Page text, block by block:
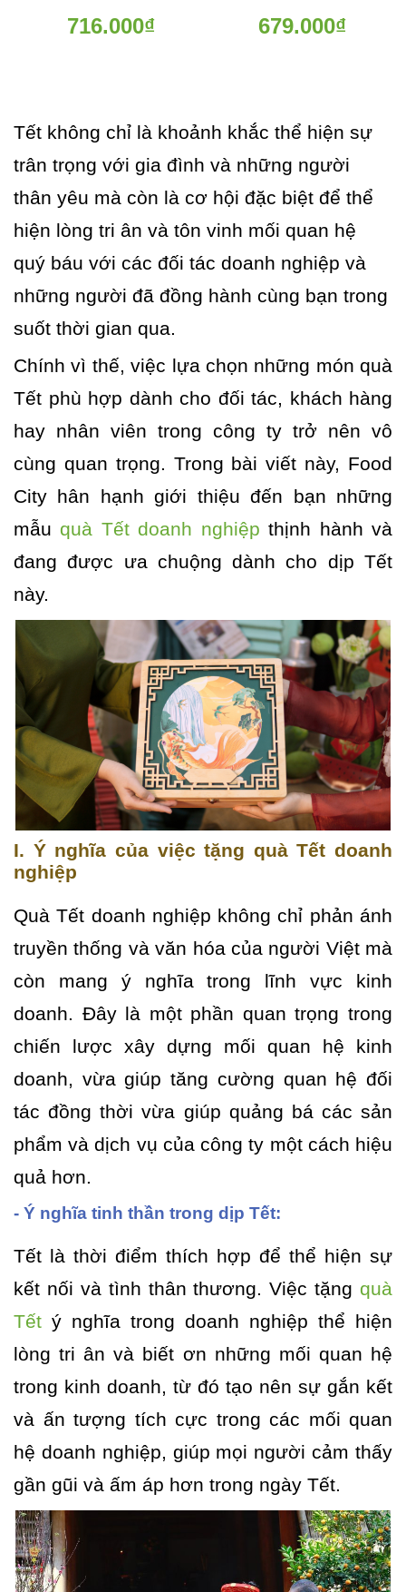
716.000₫ 679.000₫
Tết không chỉ là khoảnh khắc thể hiện sự
trân trọng với gia đình và những người
thân yêu mà còn là cơ hội đặc biệt để thể
hiện lòng tri ân và tôn vinh mối quan hệ
quý báu với các đối tác doanh nghiệp và
những người đã đồng hành cùng bạn trong
suốt thời gian qua.
Chính vì thế, việc lựa chọn những món quà
Tết phù hợp dành cho đối tác, khách hàng
hay nhân viên trong công ty trở nên vô
cùng quan trọng. Trong bài viết này, Food
City hân hạnh giới thiệu đến bạn những
mẫu quà Tết doanh nghiệp thịnh hành và
đang được ưa chuộng dành cho dịp Tết
này.
I. Ý nghĩa của việc tặng quà Tết doanh
nghiệp
Quà Tết doanh nghiệp không chỉ phản ánh
truyền thống và văn hóa của người Việt mà
còn mang ý nghĩa trong lĩnh vực kinh
doanh. Đây là một phần quan trọng trong
chiến lược xây dựng mối quan hệ kinh
doanh, vừa giúp tăng cường quan hệ đối
tác đồng thời vừa giúp quảng bá các sản
phẩm và dịch vụ của công ty một cách hiệu
quả hơn.
- Ý nghĩa tinh thần trong dịp Tết:
Tết là thời điểm thích hợp để thể hiện sự
kết nối và tình thân thương. Việc tặng quà
Tết ý nghĩa trong doanh nghiệp thể hiện
lòng tri ân và biết ơn những mối quan hệ
trong kinh doanh, từ đó tạo nên sự gắn kết
và ấn tượng tích cực trong các mối quan
hệ doanh nghiệp, giúp mọi người cảm thấy
gần gũi và ấm áp hơn trong ngày Tết.